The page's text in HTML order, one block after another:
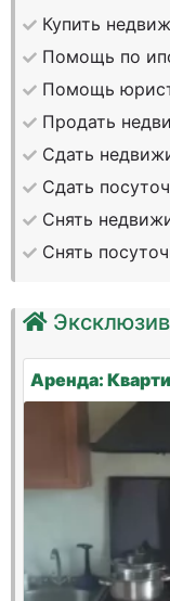
Купить
Помощь по
Помощь
Продать
Сдать
Сдать
Снять
Снять
Эксклюзив
Аренда: